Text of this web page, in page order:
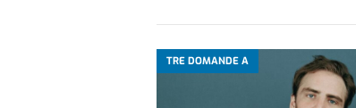
TRE DOMANDE A